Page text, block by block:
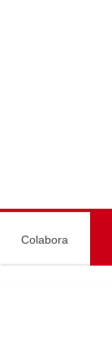
Colabora